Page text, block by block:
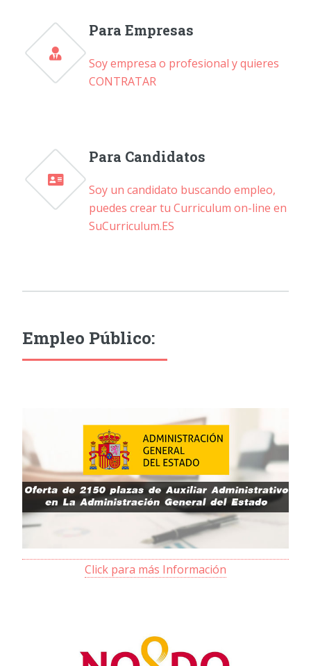
Para Empresas
Soy empresa o profesional y quieres
CONTRATAR
Para Candidatos
Soy un candidato buscando empleo,
puedes crear tu Curriculum on-line en
SuCurriculum.ES
Empleo Público:
Click para más Información